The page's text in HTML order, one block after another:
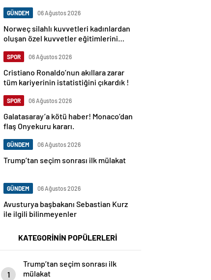
GÜNDEM 06 Ağustos 2026
Norweç silahlı kuvvetleri kadınlardan
oluşan özel kuvvetler eğitimlerini
SPOR 06 Ağustos 2026
Cristiano Ronaldo’nun akıllara zarar
tüm kariyerinin istatistiğini çıkardık !
SPOR 06 Ağustos 2026
Galatasaray’a kötü haber! Monaco’dan
flaş Onyekuru kararı.
GÜNDEM 06 Ağustos 2026
Trump’tan seçim sonrası ilk mülakat
GÜNDEM 06 Ağustos 2026
Avusturya başbakanı Sebastian Kurz
ile ilgili bilinmeyenler
KATEGORİNİN POPÜLERLERİ
1
Trump’tan seçim sonrası ilk
mülakat